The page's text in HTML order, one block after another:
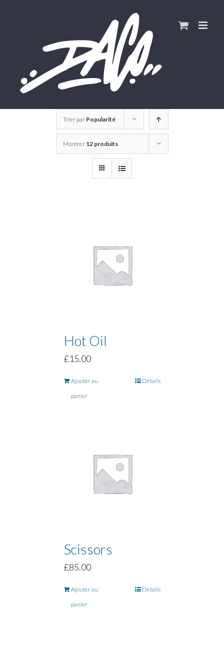
Trier par Popularité
Montrer 12 produits
Hot Oil
£15.00
Ajouter au
panier
Détails
Scissors
£85.00
Ajouter au
panier
Détails